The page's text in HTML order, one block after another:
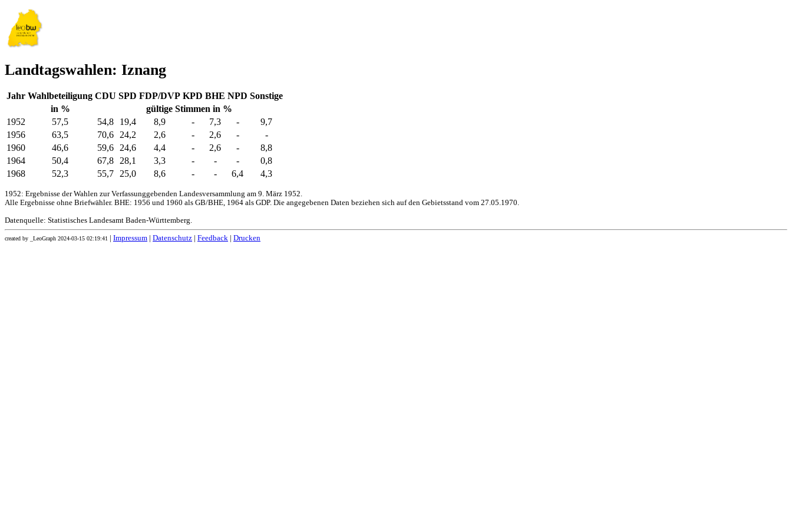
Landtagswahlen: Iznang
Jahr Wahlbeteiligung CDU SPD FDP/DVP KPD BHE NPD Sonstige
in %
gültige Stimmen in %
1952
57,5 54,8 19,4 8,9 - 7,3 -
9,7
1956
63,5 70,6 24,2 2,6 - 2,6 -
-
1960
46,6 59,6 24,6 4,4 - 2,6 -
8,8
1964
50,4 67,8 28,1 3,3 - - -
0,8
1968
52,3 55,7 25,0 8,6 - - 6,4 4,3
1952: Ergebnisse der Wahlen zur Verfassunggebenden Landesversammlung am 9. März 1952.
Alle Ergebnisse ohne Briefwähler. BHE: 1956 und 1960 als GB/BHE, 1964 als GDP. Die angegebenen Daten beziehen sich auf den Gebietsstand vom 27.05.1970.
Datenquelle: Statistisches Landesamt Baden-Württemberg.
created by _LeoGraph 2024-03-15 02:19:41 Impressum Datenschutz Feedback Drucken